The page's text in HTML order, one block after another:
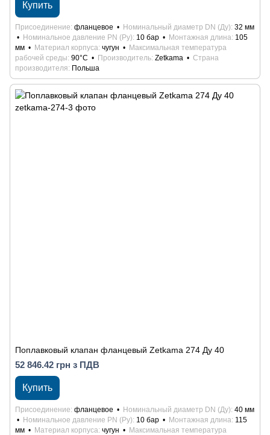
Купить
Присоединение фланцевое Номинальный диаметр DN (Ду) 32 мм
Номинальное давление PN (Ру) 10 бар Монтажная длина 105
мм
Материал корпуса чугун
Максимальная температура
рабочей среды 90°С Производитель Zetkama
Страна
производителя
Польша
Поплавковый клапан фланцевый Zetkama 274 Ду 40
52 846.42 грн з ПДВ
Купить
Присоединение фланцевое Номинальный диаметр DN (Ду) 40 мм
Номинальное давление PN (Ру) 10 бар Монтажная длина 115
мм
Материал корпуса чугун
Максимальная температура